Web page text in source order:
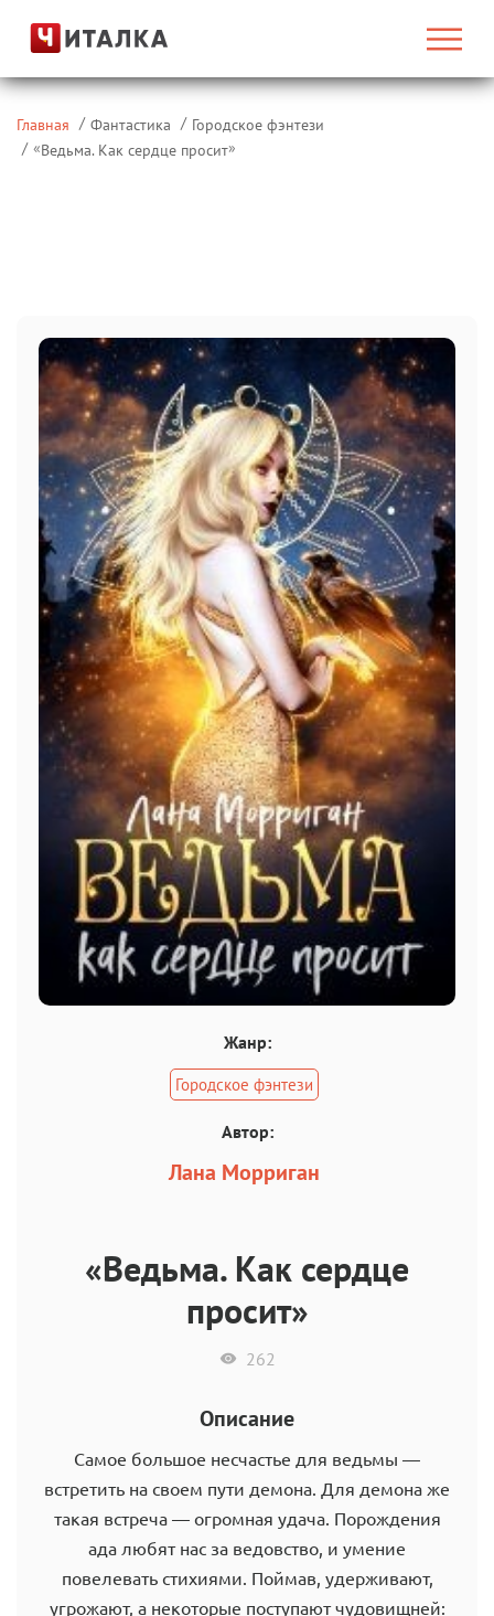
Главная Фантастика
Городское фэнтези
«Ведьма. Как сердце просит»
Жанр:
Городское фэнтези
Автор:
Лана Морриган
«Ведьма. Как сердце
просит»
262
Описание
Самое большое несчастье для ведьмы —
встретить на своем пути демона. Для демона же
такая встреча — огромная удача. Порождения
ада любят нас за ведовство, и умение
повелевать стихиями. Поймав, удерживают,
угрожают, а некоторые поступают чудовищней: